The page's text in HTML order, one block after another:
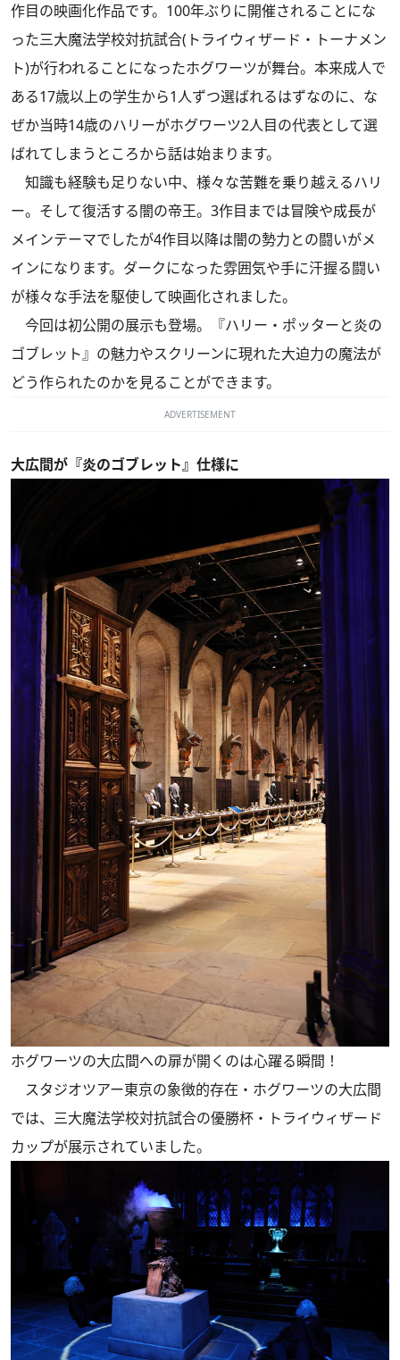
作目の映画化作品です。100年ぶりに開催されることにな
った三大魔法学校対抗試合(トライウィザード・トーナメン
ト)が行われることになったホグワーツが舞台。本来成人で
ある17歳以上の学生から1人ずつ選ばれるはずなのに、な
ぜか当時14歳のハリーがホグワーツ2人目の代表として選
ばれてしまうところから話は始まります。
知識も経験も足りない中、様々な苦難を乗り越えるハリ
ー。そして復活する闇の帝王。3作目までは冒険や成長が
メインテーマでしたが4作目以降は闇の勢力との闘いがメ
インになります。ダークになった雰囲気や手に汗握る闘い
が様々な手法を駆使して映画化されました。
今回は初公開の展示も登場。『ハリー・ポッターと炎の
ゴブレット』の魅力やスクリーンに現れた大迫力の魔法が
どう作られたのかを見ることができます。
ADVERTISEMENT
大広間が『炎のゴブレット』仕様に
ホグワーツの大広間への扉が開くのは心躍る瞬間！
スタジオツアー東京の象徴的存在・ホグワーツの大広間
では、三大魔法学校対抗試合の優勝杯・トライウィザード
カップが展示されていました。